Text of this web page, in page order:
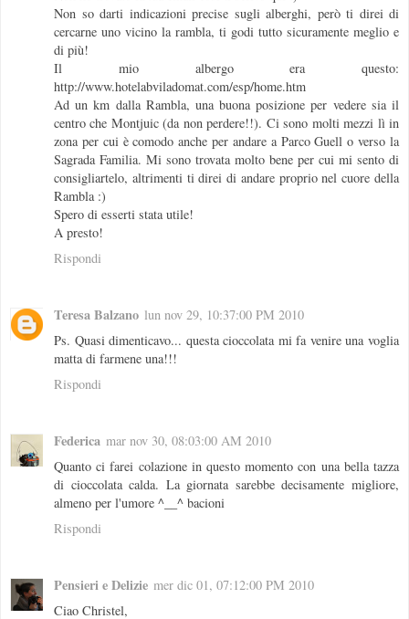
Non so darti indicazioni precise sugli alberghi, però ti direi di
cercarne uno vicino la rambla, ti godi tutto sicuramente meglio e
di più!
Il mio albergo era questo:
http://www.hotelabviladomat.com/esp/home.htm
Ad un km dalla Rambla, una buona posizione per vedere sia il
centro che Montjuic (da non perdere!!). Ci sono molti mezzi lì in
zona per cui è comodo anche per andare a Parco Guell o verso la
Sagrada Familia. Mi sono trovata molto bene per cui mi sento di
consigliartelo, altrimenti ti direi di andare proprio nel cuore della
Rambla :)
Spero di esserti stata utile!
A presto!
Rispondi
Teresa Balzano lun nov 29, 10:37:00 PM 2010
Ps. Quasi dimenticavo... questa cioccolata mi fa venire una voglia
matta di farmene una!!!
Rispondi
Federica mar nov 30, 08:03:00 AM 2010
Quanto ci farei colazione in questo momento con una bella tazza
di cioccolata calda. La giornata sarebbe decisamente migliore,
almeno per l'umore ^__^ bacioni
Rispondi
Pensieri e Delizie mer dic 01, 07:12:00 PM 2010
Ciao Christel,